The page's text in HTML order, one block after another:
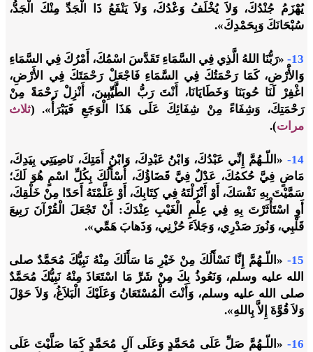
يُهْزَمُ جُنْدُكَ، وَلاَ يُخْلَفُ وَعْدُكَ، وَلاَ يَنْفَعُ ذَا الْجَدِّ مِنْكَ الْجَدُّ،
سُبْحَانَكَ وَبِحَمْدِكَ».
13-
«رَبُّنَا اللهُ الَّذِي فِي السَّمَاءِ تَقَدَّسَ اسْمُكَ، أَمْرُكَ فِي السَّمَاءِ
وَالأَْرْضِ، كَمَا رَحْمَتُكَ فِي السَّمَاءِ فَاجْعَلْ رَحْمَتَكَ فِي الأَرْضِ،
اغْفِرْ لَنَا حُوبَنَا وَخَطَايَانَا، أَنْتَ رَبُّ الطَّيِّبِينَ، أَنْزِلْ رَحْمَةً مِنْ
رَحْمَتِكَ، وَشِفَاءً مِنْ شِفَائِكَ عَلَى هَذَا الْوَجَعِ فَيَبْرَأُ». (ثلاث
مرات).
14-
«اللّـهُمَّ إِنِّي عَبْدُكَ، وَابْنُ عَبْدِكَ، وَابْنُ أَمَتِكَ، نَاصِيَتِي بِيَدِكَ،
مَاضٍ فِيَّ حُكمُكَ، عَدْلٌ فِيَّ قَضَاؤُكَ، أَسْأَلُكَ بِكُلِّ اسْمٍ هُوَ لَكَ؛
سَمَّيْتَ بِهِ نَفْسَكَ، أَوْ أَنْزَلْتَهُ فِي كِتَابِكَ، أَوْ عَلَّمْتَهُ أَحَدًا مِنْ خَلْقِكَ،
أَوِ اسْتَأْثَرْتَ بِهِ فِي عِلْمِ الْغَيْبِ عِنْدَكَ: أَنْ تَجْعَلَ الْقُرْآنَ رَبِيعَ
قَلْبِي، وَنُورَ صَدْرِي، وَجَلاَءَ حُزْنِي، وَذَهابَ هَمِّي».
15-
«اللّـهُمَّ إِنَّا نَسْأَلُكَ مِنْ خَيْرِ مَا سَأَلَكَ مِنْهُ نَبِيُّكَ مُحَمَّدٌ صلى
الله عليه وسلم، وَنَعُوذُ بِكَ مِنْ شَرِّ مَا اسْتَعَاذَ مِنْهُ نَبِيُّكَ مُحَمَّدٌ
صلى الله عليه وسلم، وَأَنْتَ الْمُسْتَعَانُ وَعَلَيْكَ الْبَلاَغُ، وَلاَ حَوْلَ
وَلاَ قُوَّةَ إِلاَّ بِاللهِ».
16-
«اللّـهُمَّ صَلِّ عَلَى مُحَمَّدٍ وَعَلَى آلِ مُحَمَّدٍ كَمَا صَلَّيْتَ عَلَى